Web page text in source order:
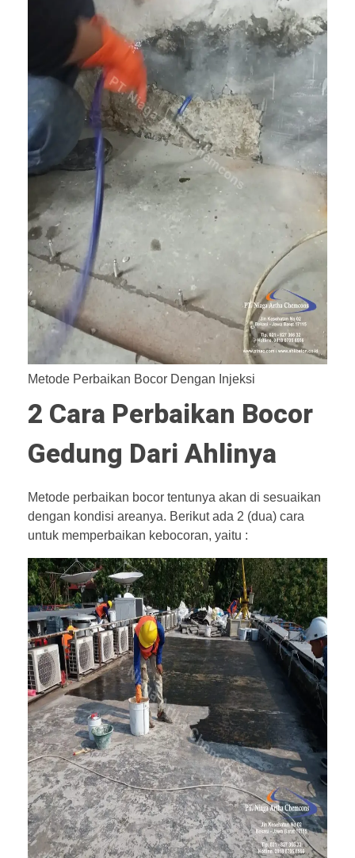
Metode Perbaikan Bocor Dengan Injeksi
2 Cara Perbaikan Bocor
Gedung Dari Ahlinya
Metode perbaikan bocor tentunya akan di sesuaikan
dengan kondisi areanya. Berikut ada 2 (dua) cara
untuk memperbaikan kebocoran, yaitu :